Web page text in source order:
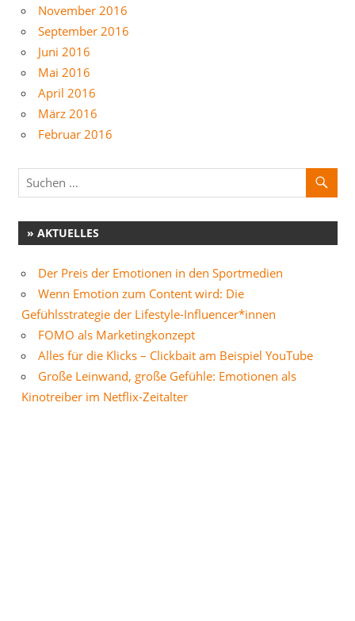
November 2016
September 2016
Juni 2016
Mai 2016
April 2016
März 2016
Februar 2016
» AKTUELLES
Der Preis der Emotionen in den Sportmedien
Wenn Emotion zum Content wird: Die
Gefühlsstrategie der Lifestyle-Influencer*innen
FOMO als Marketingkonzept
Alles für die Klicks – Clickbait am Beispiel YouTube
Große Leinwand, große Gefühle: Emotionen als
Kinotreiber im Netflix-Zeitalter